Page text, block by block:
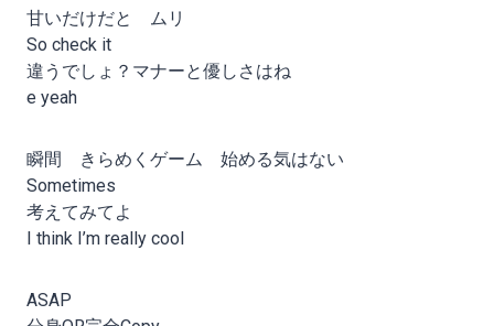
甘いだけだと ムリ
So check it
違うでしょ？マナーと優しさはね
e yeah
瞬間 きらめくゲーム 始める気はない
Sometimes
考えてみてよ
I think I’m really cool
ASAP